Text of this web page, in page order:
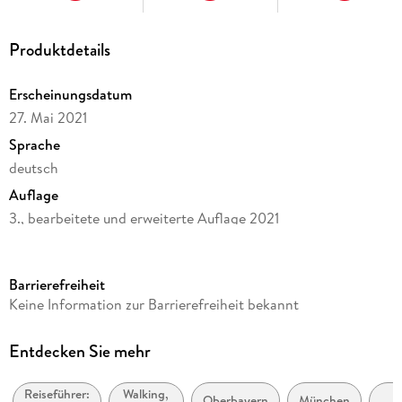
Produktdetails
Erscheinungsdatum
27. Mai 2021
Sprache
deutsch
Auflage
3., bearbeitete und erweiterte Auflage 2021
Reihe
Autor/Autorin
Verlag/Hersteller
Barrierefreiheit
Keine Information zur Barrierefreiheit bekannt
Entdecken Sie mehr
Reiseführer:
Walking,